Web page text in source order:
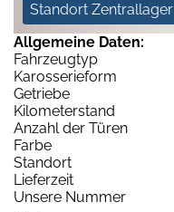
Standort Zentrallager
Allgemeine Daten:
Fahrzeugtyp
Karosserieform
Getriebe
Kilometerstand
Anzahl der Türen
Farbe
Standort
Lieferzeit
Unsere Nummer